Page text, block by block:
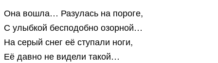
Она вошла… Разулась на пороге,
С улыбкой бесподобно озорной…
На серый снег её ступали ноги,
Её давно не видели такой…